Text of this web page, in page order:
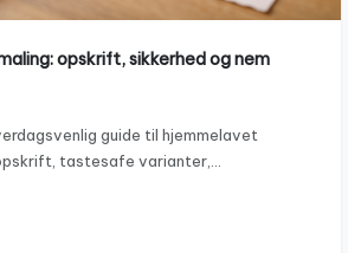
opskrift, sikkerhed og nem
guide til hjemmelavet
tastesafe varianter,…